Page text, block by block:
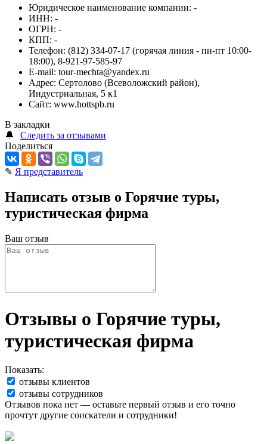
Юридическое наименование компании: -
ИНН: -
ОГРН: -
КПП: -
Телефон: (812) 334-07-17 (горячая линия - пн-пт 10:00-
18:00), 8-921-97-585-97
E-mail: tour-mechta@yandex.ru
Адрес: Сертолово (Всеволожский район),
Индустриальная, 5 к1
Сайт: www.hottspb.ru
В закладки
🔔
Следить за отзывами
Поделиться
✎ Я представитель
Написать отзыв о Горячие туры,
туристическая фирма
Ваш отзыв
Отзывы о Горячие туры,
туристическая фирма
Показать:
отзывы клиентов
отзывы сотрудников
Отзывов пока нет — оставьте первый отзыв и его точно
прочтут другие соискатели и сотрудники!